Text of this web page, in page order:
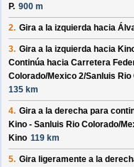
P. 900 m
2. Gira a la izquierda hacia
3. Gira a la izquierda hacia
Continúa hacia Carretera
Colorado/Mexico 2/Sanluis Rio
135 km
4. Gira a la derecha para
Kino - Sanluis Rio Colorado/
Kino 119 km
5. Gira ligeramente a la